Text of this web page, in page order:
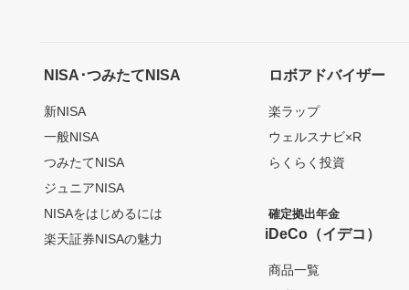
NISA･つみたてNISA
新NISA
一般NISA
つみたてNISA
ジュニアNISA
NISAをはじめるには
楽天証券NISAの魅力
ロボアドバイザー
楽ラップ
ウェルスナビ×R
らくらく投資
確定拠出年金
iDeCo（イデコ）
商品一覧